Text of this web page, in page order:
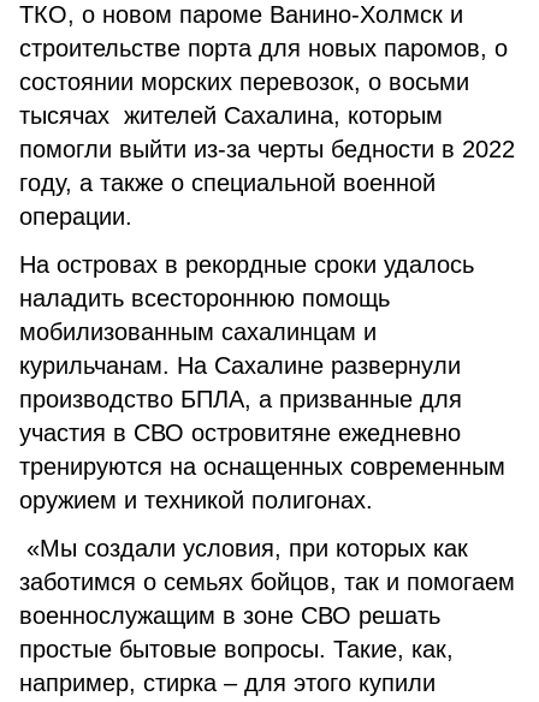
ТКО, о новом пароме Ванино-Холмск и
строительстве порта для новых паромов, о
состоянии морских перевозок, о восьми
тысячах жителей Сахалина, которым
помогли выйти из-за черты бедности в 2022
году, а также о специальной военной
операции.
На островах в рекордные сроки удалось
наладить всестороннюю помощь
мобилизованным сахалинцам и
курильчанам. На Сахалине развернули
производство БПЛА, а призванные для
участия в СВО островитяне ежедневно
тренируются на оснащенных современным
оружием и техникой полигонах.
«Мы создали условия, при которых как
заботимся о семьях бойцов, так и помогаем
военнослужащим в зоне СВО решать
простые бытовые вопросы. Такие, как,
например, стирка – для этого купили